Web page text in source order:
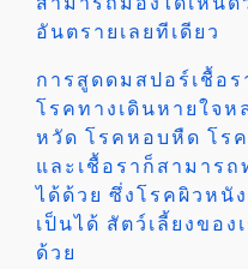
อันตรายเลยทีเดียว
การสูดดมสปอร์เชื้อ
โรคทางเดินหายใจห
หวัด โรคหอบหืด โร
และเชื้อราก็สามารถ
ได้ด้วย ซึ่งโรคผิวหนั
เป็นได้ สัตว์เลี้ยงของ
ด้วย